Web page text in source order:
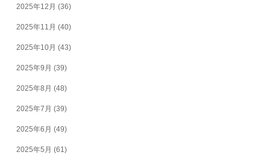
2025年12月 (36)
2025年11月 (40)
2025年10月 (43)
2025年9月 (39)
2025年8月 (48)
2025年7月 (39)
2025年6月 (49)
2025年5月 (61)